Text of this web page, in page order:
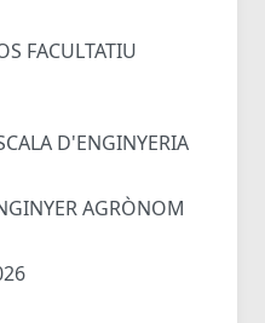
FACULTATIU
D'ENGINYERIA
AGRÒNOM